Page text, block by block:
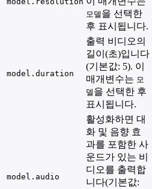
모델 을 선택한
후 표시됩니다.
model.duration
출력 비디오의
길이(초)입니다
(기본값: 5). 이
매개변수는 모
델 을 선택한 후
표시됩니다.
model.audio
활성화하면 대
화 및 음향 효
과를 포함한 사
운드가 있는 비
디오를 출력합
니다(기본값: